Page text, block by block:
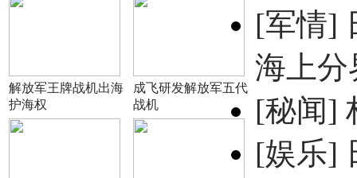
解放军王牌战机出海
护海权
成飞研发解放军五代
战机
[军情]
海上分
[秘闻]
[娱乐]